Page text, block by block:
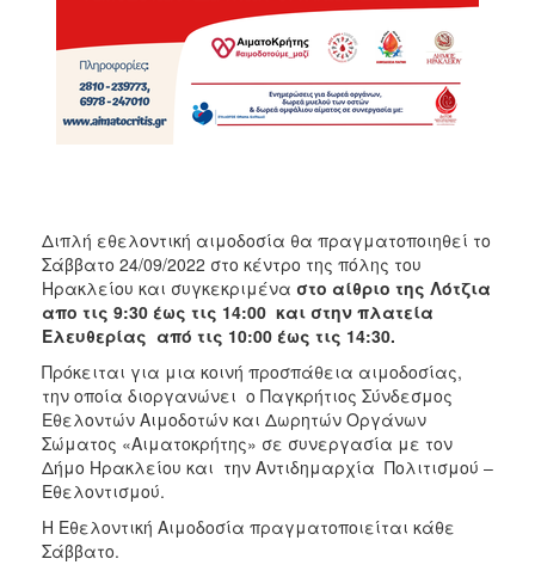
Διπλή εθελοντική αιμοδοσία θα πραγματοποιηθεί το
Σάββατο 24/09/2022 στο κέντρο της πόλης του
Ηρακλείου και συγκεκριμένα στο αίθριο της Λότζια
απο τις 9:30 έως τις 14:00 και στην πλατεία
Ελευθερίας από τις 10:00 έως τις 14:30.
Πρόκειται για μια κοινή προσπάθεια αιμοδοσίας,
την οποία διοργανώνει ο Παγκρήτιος Σύνδεσμος
Εθελοντών Αιμοδοτών και Δωρητών Οργάνων
Σώματος «Αιματοκρήτης» σε συνεργασία με τον
Δήμο Ηρακλείου και την Αντιδημαρχία Πολιτισμού –
Εθελοντισμού.
Η Εθελοντική Αιμοδοσία πραγματοποιείται κάθε
Σάββατο.